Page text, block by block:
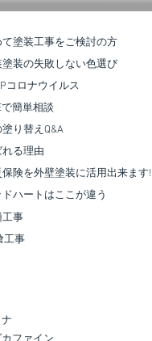
葺き替え・外壁
て塗装工事をご検討の方
塗装の失敗しない色選び
コロナウイルス
で簡単相談
り替えQ&A
る理由
保険を外壁塗装に活用出来ます!
ドハートはここが違う
工事
工事